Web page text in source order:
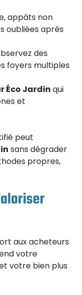
appâts non
oubliées après
des
foyers multiples
Éco Jardin qui
et
peut
sans dégrader
propres,
aux acheteurs
votre
votre bien plus